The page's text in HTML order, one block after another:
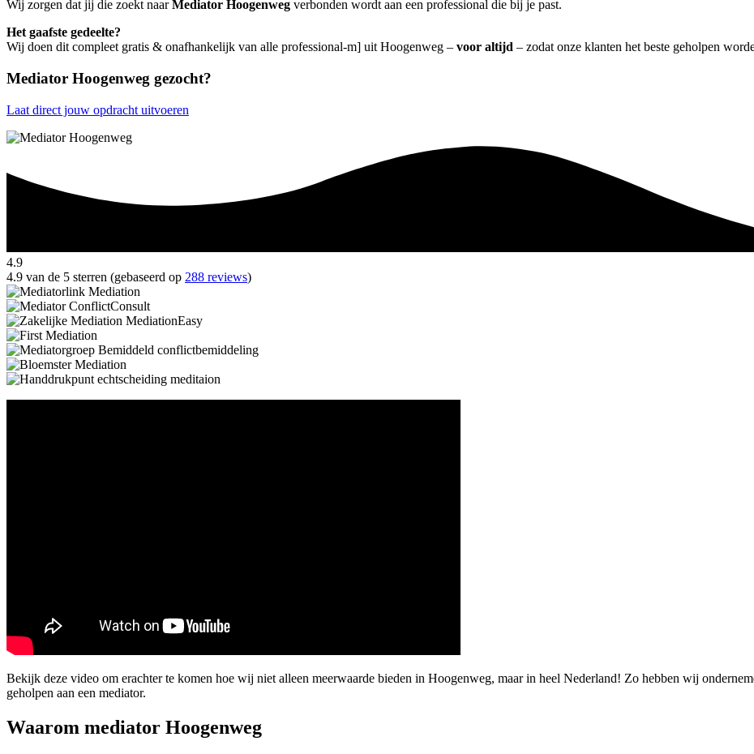
Wij zorgen dat jij die zoekt naarMediator Hoogenweg verbonden wordt aan een professional die bij je past.
Het gaafste gedeelte?
Wij doen dit compleet gratis & onafhankelijk van alle professional-m] uit Hoogenweg – voor altijd – zodat onze klanten het beste geholpen
Mediator Hoogenweg gezocht?
Laat direct jouw opdracht uitvoeren
4.9
4.9 van de 5 sterren (gebaseerd op 288 reviews)
Bekijk deze video om erachter te komen hoe wij niet alleen meerwaarde bieden in Hoogenweg, maar in heel Nederland! Zo hebben wij
geholpen aan een mediator.
Waarom mediator Hoogenweg